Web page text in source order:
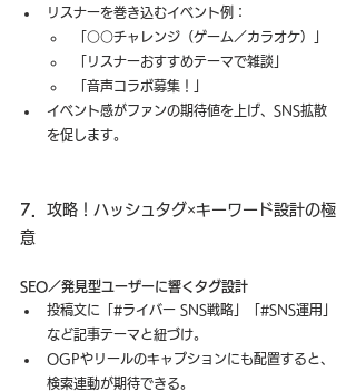
リスナーを巻き込むイベント例：
「○○チャレンジ（ゲーム／カラオケ）」
「リスナーおすすめテーマで雑談」
「音声コラボ募集！」
イベント感がファンの期待値を上げ、SNS拡散
を促します。
7． 攻略！ハッシュタグ×キーワード設計の極
意
SEO／発見型ユーザーに響くタグ設計
投稿文に「#ライバー SNS戦略」「#SNS運用」
など記事テーマと紐づけ。
OGPやリールのキャプションにも配置すると、
検索連動が期待できる。